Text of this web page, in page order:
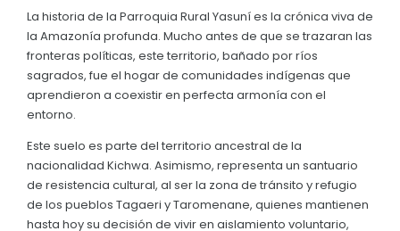
Historia Actual
GEOGRAFÍA
Ubicación
NEW
GESTIÓN Y PRESUPUESTO
GESTIÓN INSTITUCIONAL
Sesiones Ordinarias
Resoluciones
Convocatorias
MECANISMOS DE PARTICIPACIÓN
CIUDADANÍA ACTIVA
Solicitud de acceso información pública
TURISMO
La historia de la Parroquia Rural Yasuní es la crónica viva de
la Amazonía profunda. Mucho antes de que se trazaran las
fronteras políticas, este territorio, bañado por ríos
sagrados, fue el hogar de comunidades indígenas que
aprendieron a coexistir en perfecta armonía con el
entorno.
Este suelo es parte del territorio ancestral de la
nacionalidad Kichwa. Asimismo, representa un santuario
de resistencia cultural, al ser la zona de tránsito y refugio
de los pueblos Tagaeri y Taromenane, quienes mantienen
hasta hoy su decisión de vivir en aislamiento voluntario,